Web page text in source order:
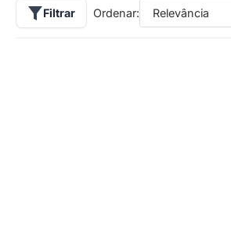
Filtrar Ordenar: